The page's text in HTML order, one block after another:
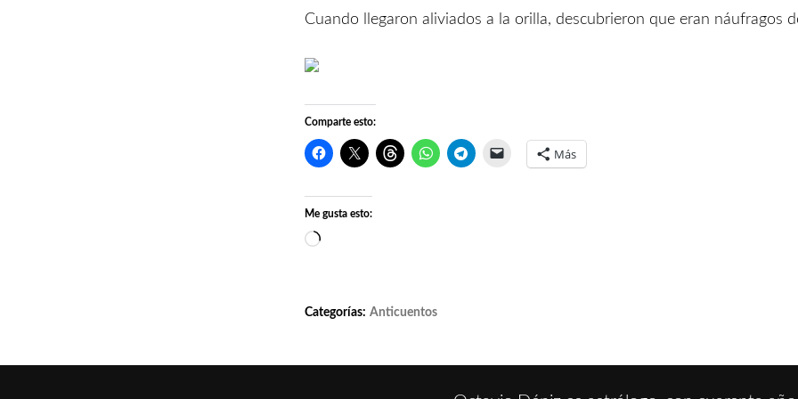
Cuando llegaron aliviados a la orilla, descubrieron que eran náufragos
Comparte esto:
Más
Me gusta esto:
Cargando...
Categorías: Anticuentos